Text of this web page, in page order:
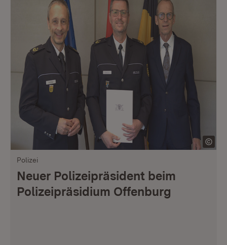
Polizei
Neuer Polizeipräsident beim
Polizeipräsidium Offenburg